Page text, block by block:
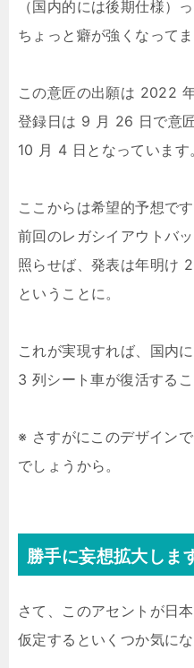
（国内的には後期仕様）
ちょっと癖が強くなってま
この意匠の出願は 2022
登録日は 9 月 26 日で意
10 月 4 日となっています
ここからは希望的予想です
前回のレガシイアウトバ
照らせば、発表は年明け
ということに。
これが実現すれば、国内
3 列シート車が復活するこ
※ さすがにこのデザイン
でしょうから。
勝手に妄想拡大しま
さて、このアセントが日
仮定するといくつか気にな